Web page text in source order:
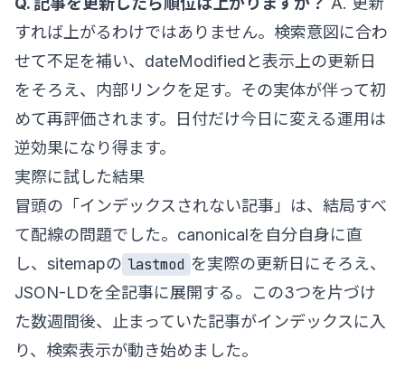
すれば上がるわけではありません。検索意図に合わ
せて不足を補い、dateModifiedと表示上の更新日
をそろえ、内部リンクを足す。その実体が伴って初
めて再評価されます。日付だけ今日に変える運用は
逆効果になり得ます。
実際に試した結果
冒頭の「インデックスされない記事」は、結局すべ
て配線の問題でした。canonicalを自分自身に直
し、sitemapの lastmod を実際の更新日にそろえ、
JSON-LDを全記事に展開する。この3つを片づけ
た数週間後、止まっていた記事がインデックスに入
り、検索表示が動き始めました。